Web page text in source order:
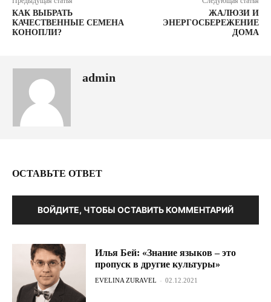
КАК ВЫБРАТЬ
КАЧЕСТВЕННЫЕ СЕМЕНА
КОНОПЛИ?
ЖАЛЮЗИ И
ЭНЕРГОСБЕРЕЖЕНИЕ
ДОМА
admin
ОСТАВЬТЕ ОТВЕТ
ВОЙДИТЕ, ЧТОБЫ ОСТАВИТЬ КОММЕНТАРИЙ
Илья Бей: «Знание языков – это
пропуск в другие культуры»
EVELINA ZURAVEL - 02.12.2021